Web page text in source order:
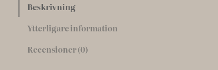
Beskrivning
Ytterligare information
Recensioner (0)